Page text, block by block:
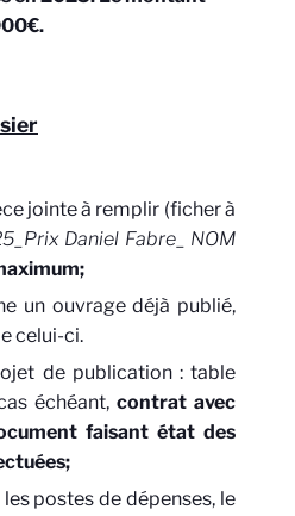
jointe à remplir (ficher à
Daniel Fabre_ NOM
un ouvrage déjà publié,
celui-ci.
de publication : table
échéant,contrat avec
faisant état des
postes de dépenses, le